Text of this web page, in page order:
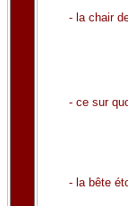
- la chair
- ce sur
- la bête